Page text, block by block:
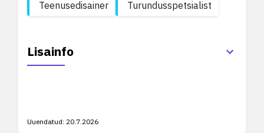
Teenusedisainer
Turundusspetsialist
Lisainfo
Uuendatud: 20.7.2026